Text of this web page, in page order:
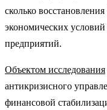
сколько
экономических
предприятий.
Объектом исследования
антикризисного
финансовой